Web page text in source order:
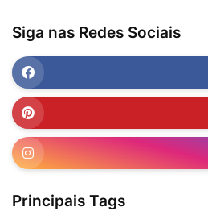
Siga nas Redes Sociais
Principais Tags